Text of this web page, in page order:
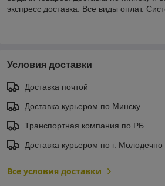
экспресс доставка. Все виды оплат.
Условия доставки
Доставка почтой
Доставка курьером по Минску
Транспортная компания по РБ
Доставка курьером по г. Молодечно
Все условия доставки